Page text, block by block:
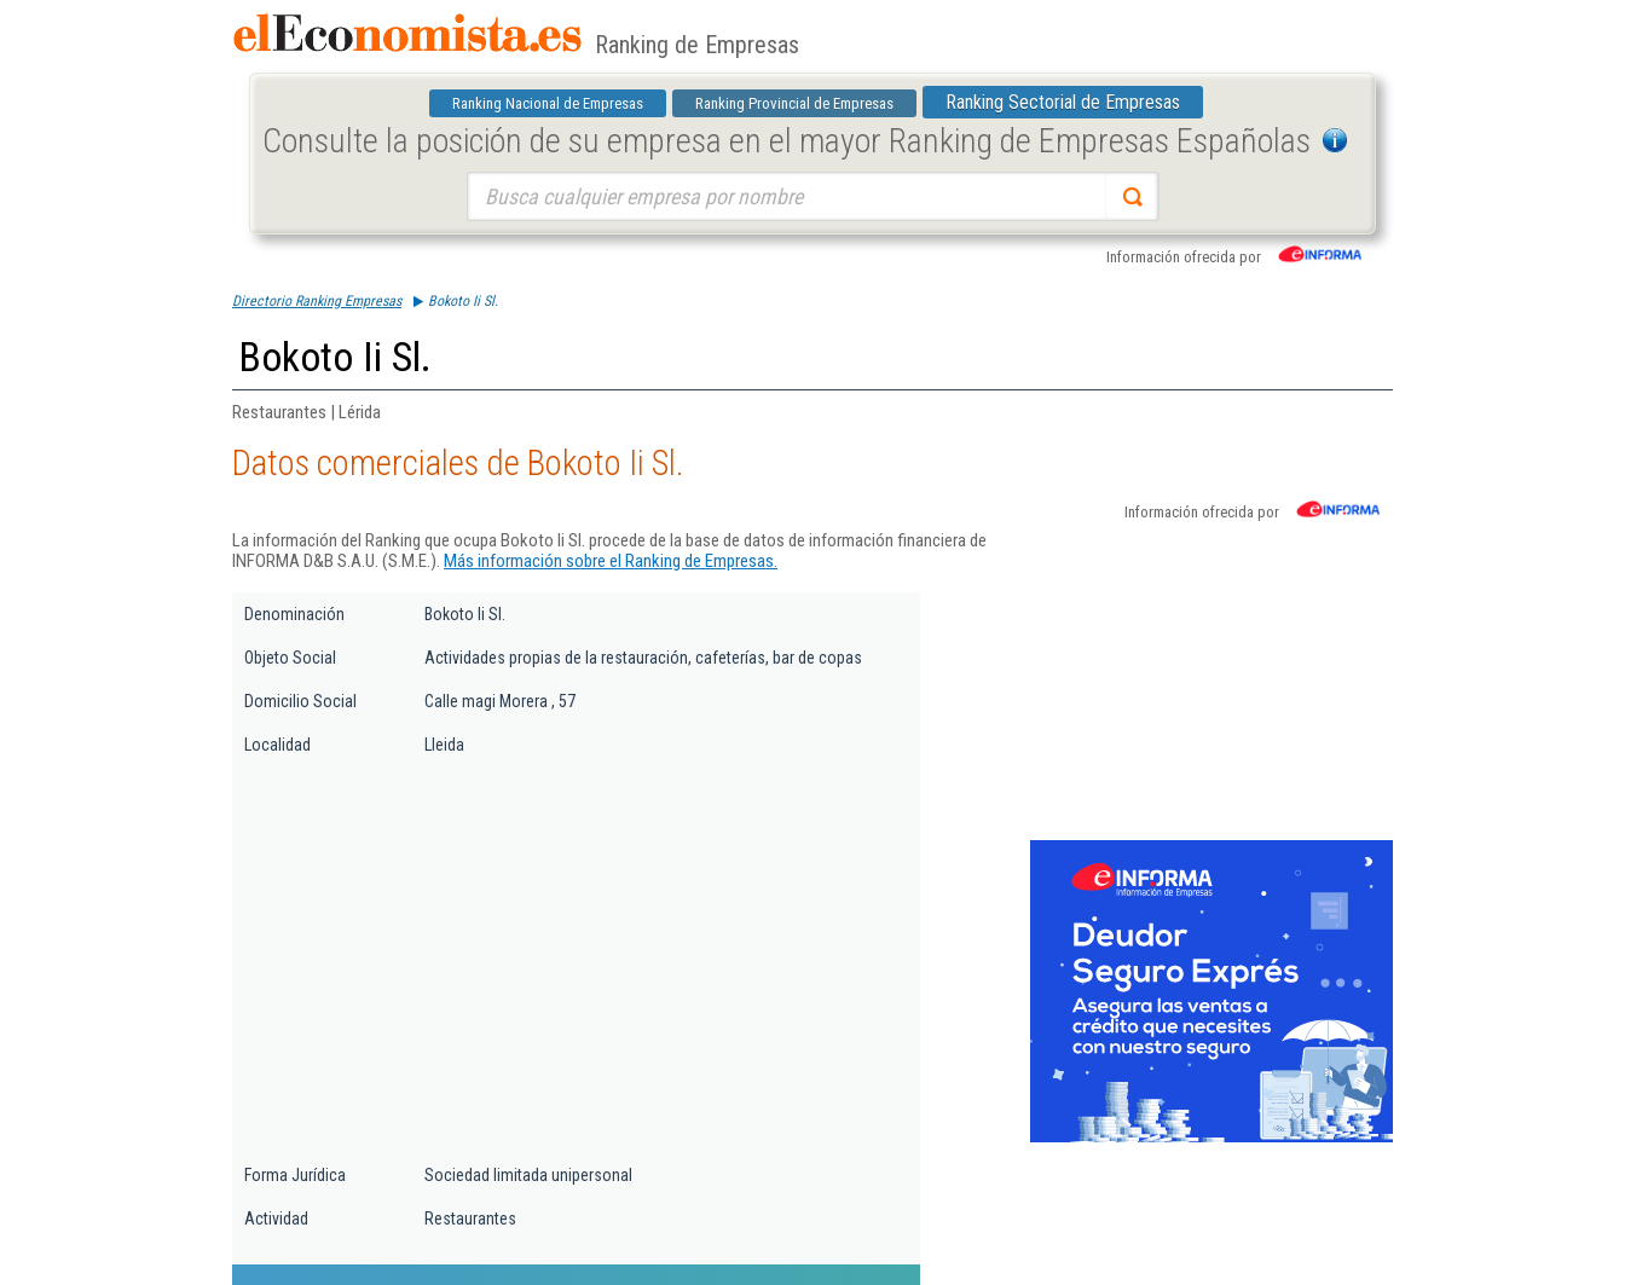
Ranking de Empresas
Ranking Nacional de Empresas Ranking Provincial de Empresas Ranking Sectorial de Empresas
Consulte la posición de su empresa en el mayor Ranking de Empresas Españolas
Información ofrecida por
Directorio Ranking Empresas Bokoto Ii Sl.
Bokoto Ii Sl.
Restaurantes | Lérida
Datos comerciales de Bokoto Ii Sl.
Información ofrecida por
La información del Ranking que ocupa Bokoto Ii Sl. procede de la base de datos de información financiera de
INFORMA D&B S.A.U. (S.M.E.). Más información sobre el Ranking de Empresas.
Denominación Bokoto Ii Sl.
Objeto Social Actividades propias de la restauración, cafeterías, bar de copas
Domicilio Social Calle magi Morera , 57
Localidad Lleida
Forma Jurídica Sociedad limitada unipersonal
Actividad Restaurantes